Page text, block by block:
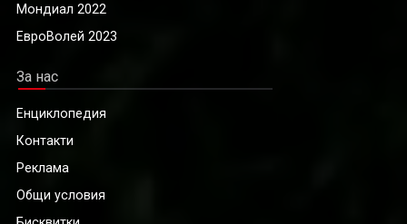
Мондиал 2022
ЕвроВолей 2023
За нас
Енциклопедия
Контакти
Реклама
Общи условия